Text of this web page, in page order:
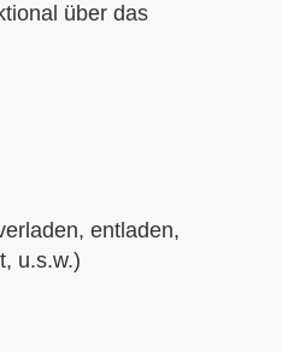
über das
entladen,
u.s.w.)